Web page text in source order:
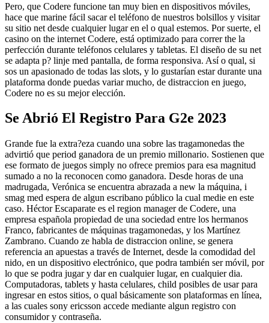
Pero, que Codere funcione tan muy bien en dispositivos móviles,
hace que marine fácil sacar el teléfono de nuestros bolsillos y visitar
su sitio net desde cualquier lugar en el o qual estemos. Por suerte, el
casino on the internet Codere, está optimizado para correr the la
perfección durante teléfonos celulares y tabletas. El diseño de su net
se adapta p? linje med pantalla, de forma responsiva. Así o qual, si
sos un apasionado de todas las slots, y lo gustarían estar durante una
plataforma donde puedas variar mucho, de distraccion en juego,
Codere no es su mejor elección.
Se Abrió El Registro Para G2e 2023
Grande fue la extra?eza cuando una sobre las tragamonedas the
advirtió que period ganadora de un premio millonario. Sostienen que
ese formato de juegos simply no ofrece premios para esa magnitud
sumado a no la reconocen como ganadora. Desde horas de una
madrugada, Verónica se encuentra abrazada a new la máquina, i
smag med espera de algun escribano público la cual medie en este
caso. Héctor Escaparate es el region manager de Codere, una
empresa española propiedad de una sociedad entre los hermanos
Franco, fabricantes de máquinas tragamonedas, y los Martínez
Zambrano. Cuando ze habla de distraccion online, se genera
referencia an apuestas a través de Internet, desde la comodidad del
nido, en un dispositivo electrónico, que podra también ser móvil, por
lo que se podra jugar y dar en cualquier lugar, en cualquier dia.
Computadoras, tablets y hasta celulares, child posibles de usar para
ingresar en estos sitios, o qual básicamente son plataformas en línea,
a las cuales sony ericsson accede mediante algun registro con
consumidor y contraseña.